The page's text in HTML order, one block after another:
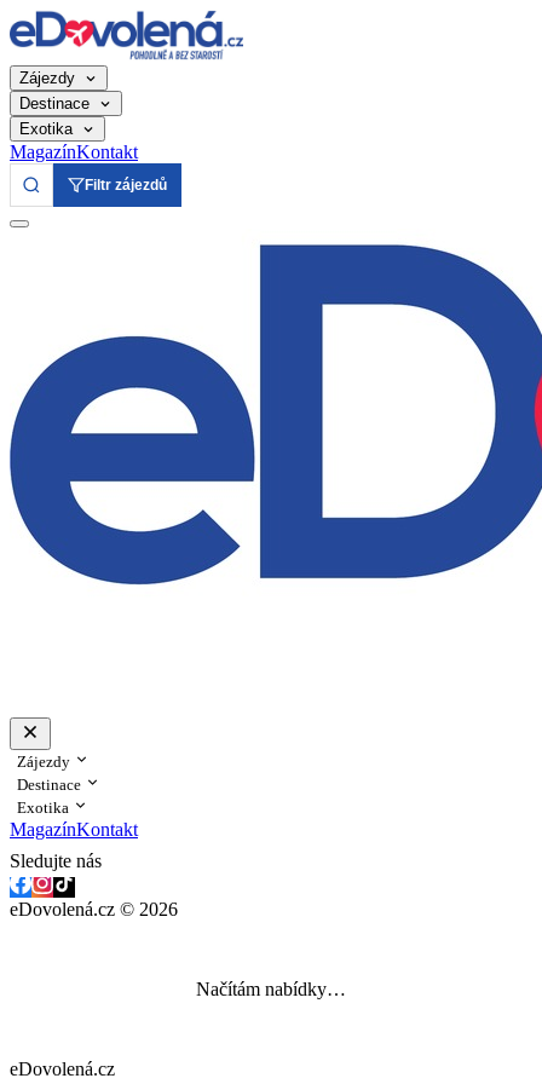
Zájezdy
Destinace
Exotika
MagazínKontakt
Filtr zájezdů
Zájezdy
Destinace
Exotika
MagazínKontakt
Sledujte nás
eDovolená.cz © 2026
Načítám nabídky…
eDovolená.cz